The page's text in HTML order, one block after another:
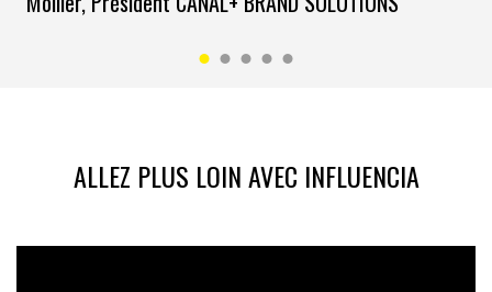
ALLEZ PLUS LOIN AVEC INFLUENCIA